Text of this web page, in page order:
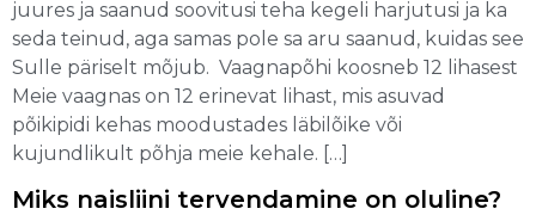
juures ja saanud soovitusi teha kegeli harjutusi ja ka
seda teinud, aga samas pole sa aru saanud, kuidas see
Sulle päriselt mõjub. Vaagnapõhi koosneb 12 lihasest
Meie vaagnas on 12 erinevat lihast, mis asuvad
põikipidi kehas moodustades läbilõike või
kujundlikult põhja meie kehale. […]
Miks naisliini tervendamine on oluline?